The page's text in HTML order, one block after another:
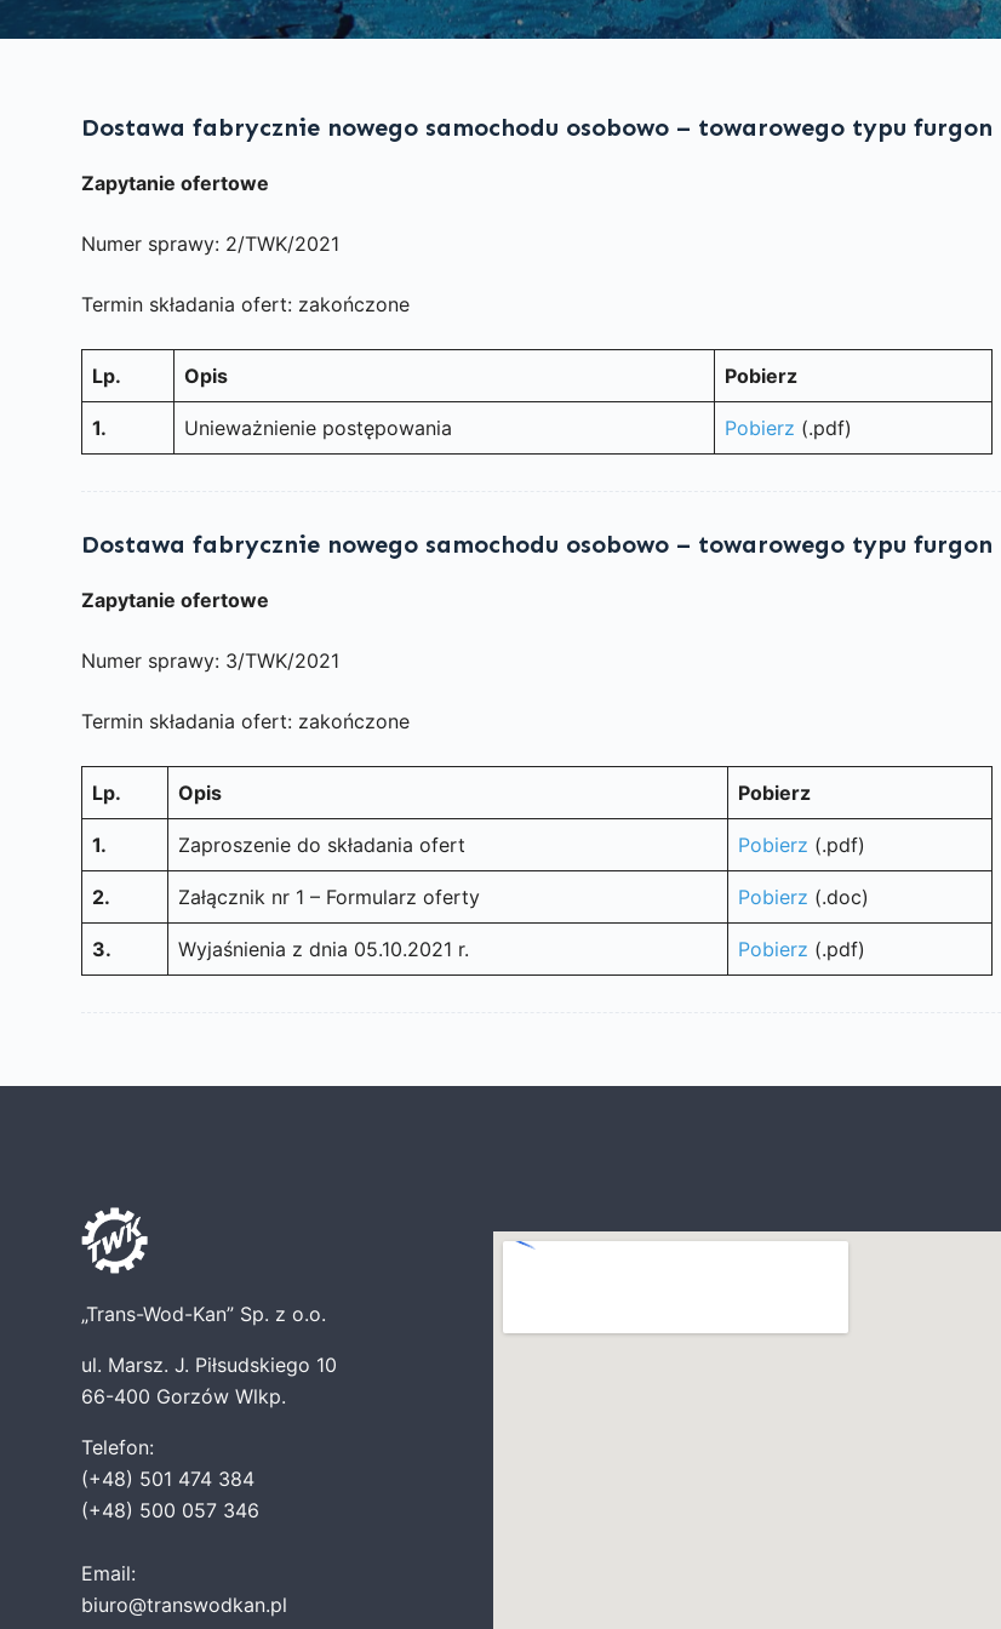
Dostawa fabrycznie nowego samochodu osobowo – towarowego typu furgon
Zapytanie ofertowe
Numer sprawy: 2/TWK/2021
Termin składania ofert: zakończone
Lp. Opis Pobierz
1. Unieważnienie postępowania Pobierz (.pdf)
Dostawa fabrycznie nowego samochodu osobowo – towarowego typu furgon
Zapytanie ofertowe
Numer sprawy: 3/TWK/2021
Termin składania ofert: zakończone
Lp. Opis Pobierz
1. Zaproszenie do składania ofert Pobierz (.pdf)
2. Załącznik nr 1 – Formularz oferty Pobierz (.doc)
3. Wyjaśnienia z dnia 05.10.2021 r. Pobierz (.pdf)
„Trans-Wod-Kan” Sp. z o.o.
ul. Marsz. J. Piłsudskiego 10
66-400 Gorzów Wlkp.
Telefon:
(+48) 501 474 384
(+48) 500 057 346
Email:
biuro@transwodkan.pl